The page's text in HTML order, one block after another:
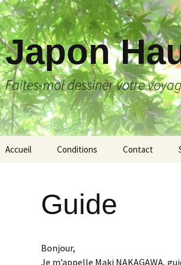
Japon
Faites-moi dessiner votre
Accueil Conditions Contact
Guide
Bonjour,
Je m’appelle Maki NAKAGAWA,